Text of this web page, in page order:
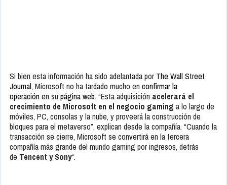
Si bien esta información ha sido adelantada por The Wall Street
Journal, Microsoft no ha tardado mucho en confirmar la
operaciónen su página web. “Esta adquisición acelerará el
crecimiento de Microsoft en el negocio gaming a lo largo de
móviles, PC, consolas y la nube, y proveerá la construcción de
bloques para el metaverso”, explican desde la compañía. “Cuando la
transacción se cierre, Microsoft se convertirá en la tercera
compañía más grande del mundo gaming por ingresos, detrás
de Tencent y Sony“.